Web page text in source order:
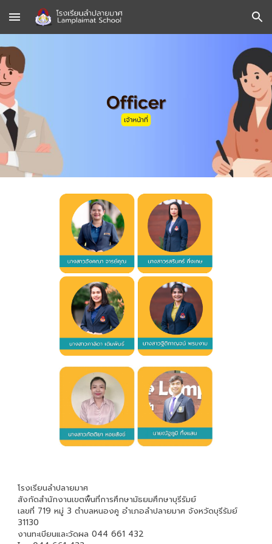
Skip to main content Skip to navigation
โรงเรียนลำปลายมาศ
สังกัดสำนักงานเขตพื้นที่การศึกษามัธยมศึกษาบุรีรัมย์
เลขที่ 719 หมู่ 3 ตำบลหนองคู อำเภอลำปลายมาศ จังหวัดบุรีรัมย์
31130
งานทะเบียนและวัดผล 044 661 432